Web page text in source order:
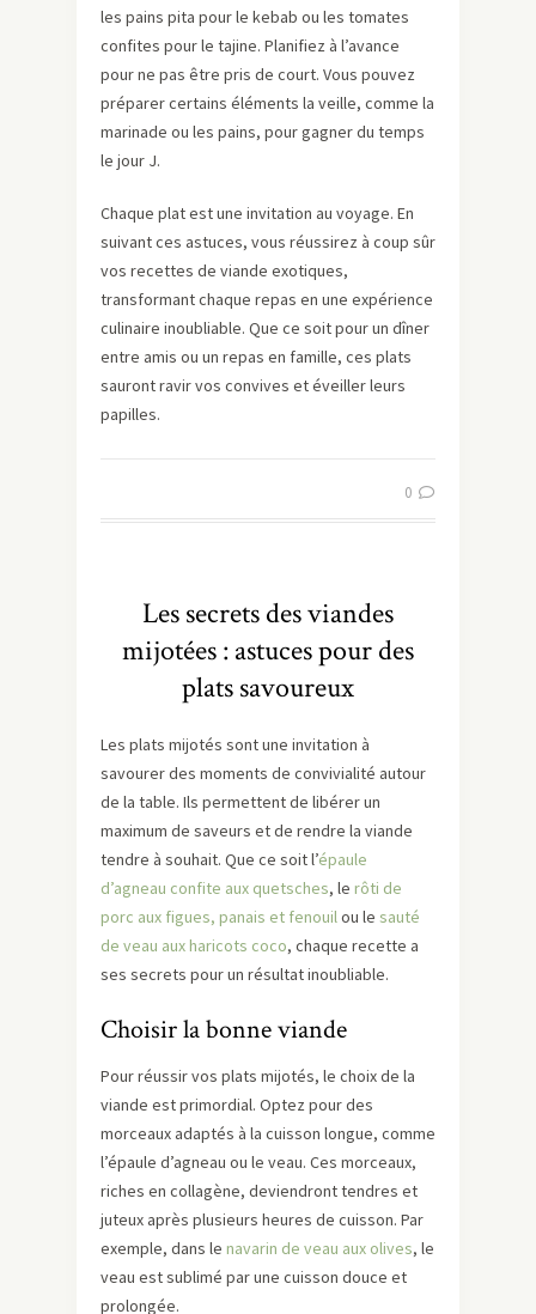
les pains pita pour le kebab ou les tomates
confites pour le tajine. Planifiez à l’avance
pour ne pas être pris de court. Vous pouvez
préparer certains éléments la veille, comme la
marinade ou les pains, pour gagner du temps
le jour J.
Chaque plat est une invitation au voyage. En
suivant ces astuces, vous réussirez à coup sûr
vos recettes de viande exotiques,
transformant chaque repas en une expérience
culinaire inoubliable. Que ce soit pour un dîner
entre amis ou un repas en famille, ces plats
sauront ravir vos convives et éveiller leurs
papilles.
0
Les secrets des viandes
mijotées : astuces pour des
plats savoureux
Les plats mijotés sont une invitation à
savourer des moments de convivialité autour
de la table. Ils permettent de libérer un
maximum de saveurs et de rendre la viande
tendre à souhait. Que ce soit l’épaule
d’agneau confite aux quetsches, le rôti de
porc aux figues, panais et fenouilou le sauté
de veau aux haricots coco, chaque recette a
ses secrets pour un résultat inoubliable.
Choisir la bonne viande
Pour réussir vos plats mijotés, le choix de la
viande est primordial. Optez pour des
morceaux adaptés à la cuisson longue, comme
l’épaule d’agneau ou le veau. Ces morceaux,
riches en collagène, deviendront tendres et
juteux après plusieurs heures de cuisson. Par
exemple, dans le navarin de veau aux olives, le
veau est sublimé par une cuisson douce et
prolongée.